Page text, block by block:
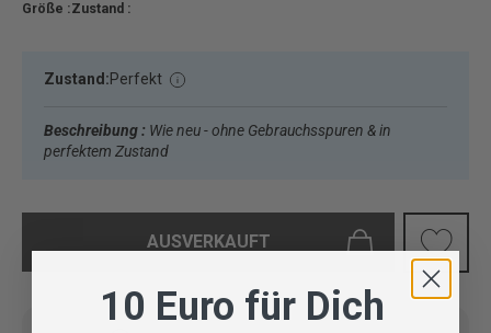
Größe :Zustand :
Zustand:Perfekt
Beschreibung : Wie neu - ohne Gebrauchsspuren & in
perfektem Zustand
AUSVERKAUFT
10 Euro für Dich